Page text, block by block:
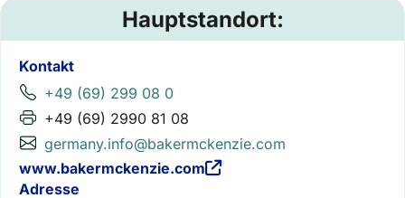
Hauptstandort:
Kontakt
+49 (69) 299 08 0
+49 (69) 2990 81 08
germany.info@bakermckenzie.com
www.bakermckenzie.com
Adresse